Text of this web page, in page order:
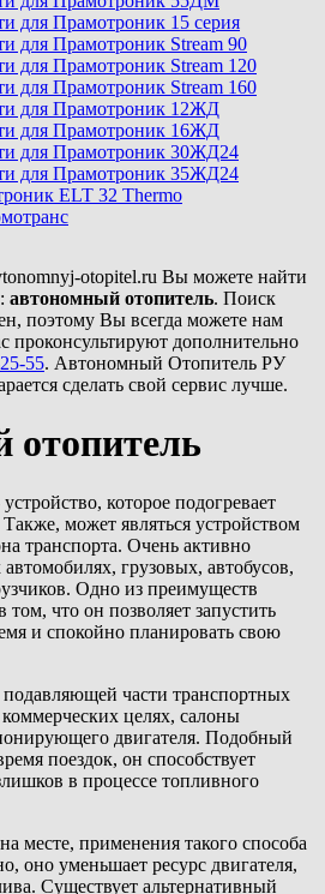
для Прамотроник 15 серия
для Прамотроник Stream 90
для Прамотроник Stream 120
для Прамотроник Stream 160
для Прамотроник 12ЖД
для Прамотроник 16ЖД
для Прамотроник 30ЖД24
для Прамотроник 35ЖД24
ELT 32 Thermo
otopitel.ru Вы можете найти
автономный отопитель. Поиск
поэтому Вы всегда можете нам
проконсультируют дополнительно
55. Автономный Отопитель РУ
сделать свой сервис лучше.
отопитель
которое подогревает
может являться устройством
транспорта. Очень активно
грузовых, автобусов,
Одно из преимуществ
том, что он позволяет запустить
и спокойно планировать свою
части транспортных
целях, салоны
двигателя. Подобный
поездок, он способствует
в процессе топливного
месте, применения такого способа
оно уменьшает ресурс двигателя,
Существует альтернативный